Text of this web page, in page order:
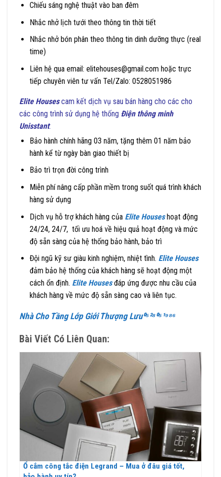
Chiếu sáng nghệ thuật vào ban đêm
Nhắc nhở lịch tưới theo thông tin thời tiết
Nhắc nhở bón phân theo thông tin dinh dưỡng thực (real
time)
Liên hệ qua email: elitehouses@gmail.com hoặc trực
tiếp chuyên viên tư vấn Tel/Zalo: 0528051986
Elite Housescam kết dịch vụ sau bán hàng cho các cho
các công trình sử dụng hệ thống Điện thông minh
Unisstant:
Bảo hành chính hãng 03 năm, tặng thêm 01 năm bảo
hành kể từ ngày bàn giao thiết bị
Bảo trì trọn đời công trình
Miễn phí nâng cấp phần mềm trong suốt quá trình khách
hàng sử dụng
Dịch vụ hỗ trợ khách hàng của Elite Houseshoạt động
24/24, 24/7, tối ưu hoá về hiệu quả hoạt động và mức
độ sẵn sàng của hệ thống bảo hành, bảo trì
Đội ngũ kỹ sư giàu kinh nghiệm, nhiệt tình. Elite Houses
đảm bảo hệ thống của khách hàng sẽ hoạt động một
cách ổn định. Elite Housesđáp ứng được nhu cầu của
khách hàng về mức độ sẵn sàng cao và liên tục.
Nhà Cho Tầng Lớp Giới Thượng Lưu⁰⁵²⁸⁰⁵¹⁹⁸⁶
Bài Viết Có Liên Quan:
Ổ cắm công tắc điện Legrand – Mua ở đâu giá tốt,